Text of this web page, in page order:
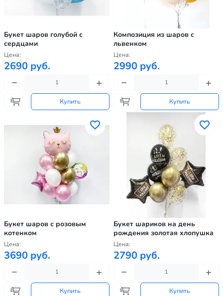
Букет шаров голубой с
сердцами
Цена:
2690 руб.
Купить
Композиция из шаров с
львенком
Цена:
2990 руб.
Купить
Букет шаров с розовым
котенком
Цена:
3690 руб.
Купить
Букет шариков на день
рождения золотая хлопушка
Цена:
2790 руб.
Купить